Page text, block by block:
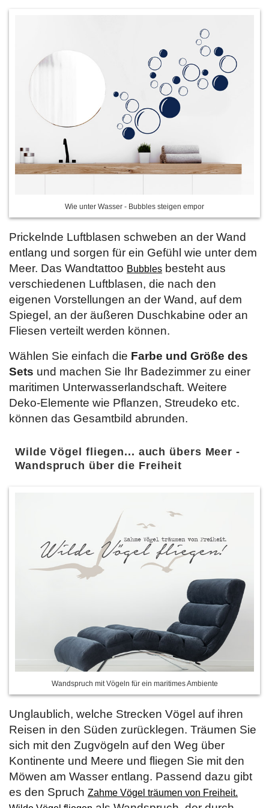
Wie unter Wasser - Bubbles steigen empor
Prickelnde Luftblasen schweben an der Wand
entlang und sorgen für ein Gefühl wie unter dem
Meer. Das Wandtattoo Bubbles besteht aus
verschiedenen Luftblasen, die nach den
eigenen Vorstellungen an der Wand, auf dem
Spiegel, an der äußeren Duschkabine oder an
Fliesen verteilt werden können.
Wählen Sie einfach die Farbe und Größe des
Sets und machen Sie Ihr Badezimmer zu einer
maritimen Unterwasserlandschaft. Weitere
Deko-Elemente wie Pflanzen, Streudeko etc.
können das Gesamtbild abrunden.
Wilde Vögel fliegen... auch übers Meer -
Wandspruch über die Freiheit
Wandspruch mit Vögeln für ein maritimes Ambiente
Unglaublich, welche Strecken Vögel auf ihren
Reisen in den Süden zurücklegen. Träumen Sie
sich mit den Zugvögeln auf den Weg über
Kontinente und Meere und fliegen Sie mit den
Möwen am Wasser entlang. Passend dazu gibt
es den Spruch Zahme Vögel träumen von Freiheit.